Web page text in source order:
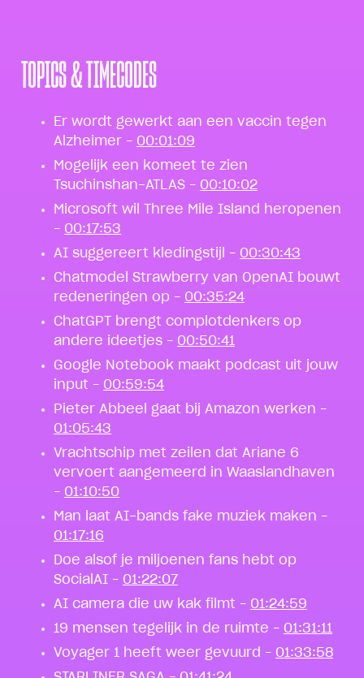
TOPICS & TIMECODES
Er wordt gewerkt aan een vaccin tegen
Alzheimer – 00:01:09
Mogelijk een komeet te zien
Tsuchinshan-ATLAS – 00:10:02
Microsoft wil Three Mile Island heropenen
– 00:17:53
AI suggereert kledingstijl – 00:30:43
Chatmodel Strawberry van OpenAI bouwt
redeneringen op – 00:35:24
ChatGPT brengt complotdenkers op
andere ideetjes – 00:50:41
Google Notebook maakt podcast uit jouw
input – 00:59:54
Pieter Abbeel gaat bij Amazon werken –
01:05:43
Vrachtschip met zeilen dat Ariane 6
vervoert aangemeerd in Waaslandhaven
– 01:10:50
Man laat AI-bands fake muziek maken –
01:17:16
Doe alsof je miljoenen fans hebt op
SocialAI – 01:22:07
AI camera die uw kak filmt – 01:24:59
19 mensen tegelijk in de ruimte – 01:31:11
Voyager 1 heeft weer gevuurd – 01:33:58